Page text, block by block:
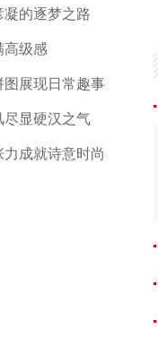
凝的逐梦之路
高级感
展现日常趣事
尽显硬汉之气
成就诗意时尚